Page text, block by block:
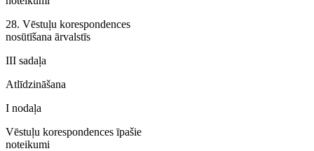
28. Vēstuļu korespondences
nosūtīšana ārvalstīs
III sadaļa
Atlīdzināšana
I nodaļa
Vēstuļu korespondences īpašie
noteikumi